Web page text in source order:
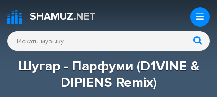
SHAMUZ.NET
Шугар - Парфуми (D1VINE &
DIPIENS Remix)